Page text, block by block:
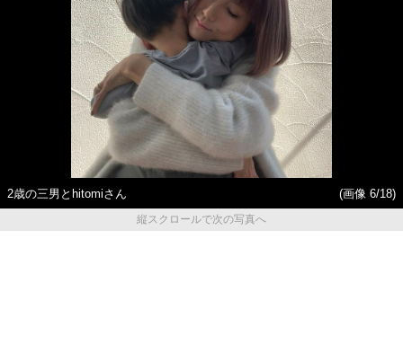
2歳の三男とhitomiさん
(画像 6/18)
縦スクロールで次の写真へ